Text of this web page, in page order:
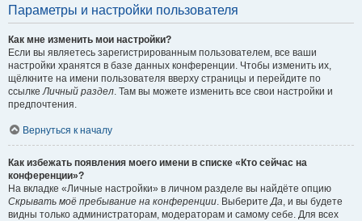
Параметры и настройки пользователя
Как мне изменить мои настройки?
Если вы являетесь зарегистрированным пользователем, все ваши
настройки хранятся в базе данных конференции. Чтобы изменить их,
щёлкните на имени пользователя вверху страницы и перейдите по
ссылкеЛичный раздел. Там вы можете изменить все свои настройки и
предпочтения.
Вернуться к началу
Как избежать появления моего имени в списке «Кто сейчас на
конференции»?
На вкладке «Личные настройки» в личном разделе вы найдёте опцию
Скрывать моё пребывание на конференции. ВыберитеДа, и вы будете
видны только администраторам, модераторам и самому себе. Для всех